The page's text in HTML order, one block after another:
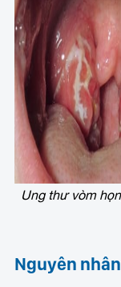
Ung thư vòm
Nguyên